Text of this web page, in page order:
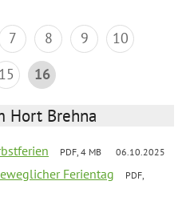
7 8 9
10
15 16
Hort Brehna
PDF, 4 MB 06.10.2025
Ferientag
PDF,